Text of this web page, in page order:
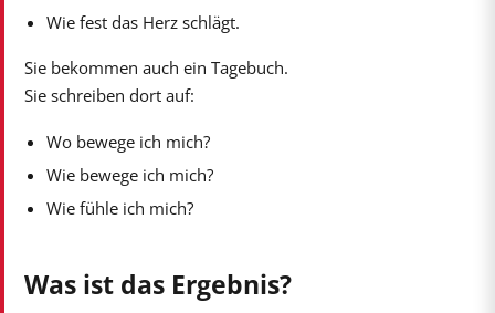
Wie fest das Herz schlägt.
Sie bekommen auch ein Tagebuch.
Sie schreiben dort auf:
Wo bewege ich mich?
Wie bewege ich mich?
Wie fühle ich mich?
Was ist das Ergebnis?